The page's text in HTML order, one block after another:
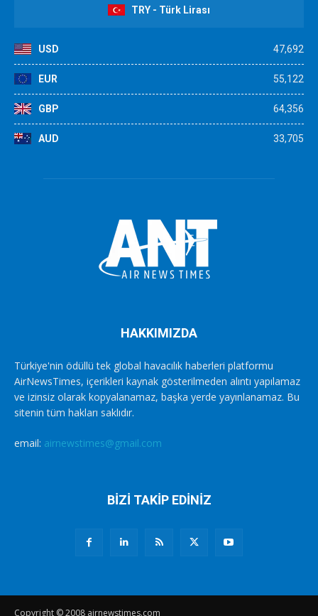
TRY - Türk Lirası
USD 47,692
EUR 55,122
GBP 64,356
AUD 33,705
HAKKIMIZDA
Türkiye'nin ödüllü tek global havacılık haberleri platformu
AirNewsTimes, içerikleri kaynak gösterilmeden alıntı yapılamaz
ve izinsiz olarak kopyalanamaz, başka yerde yayınlanamaz. Bu
sitenin tüm hakları saklıdır.
email: airnewstimes@gmail.com
BİZİ TAKİP EDİNİZ
Copyright © 2008 airnewstimes.com